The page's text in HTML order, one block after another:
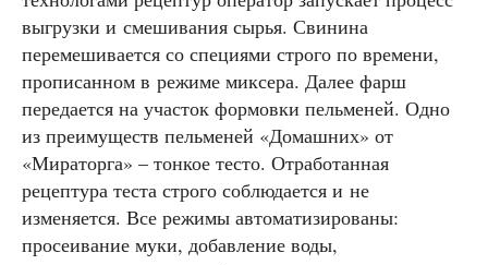
выгрузки и смешивания сырья. Свинина
перемешивается со специями строго по времени,
прописанном в режиме миксера. Далее фарш
передается на участок формовки пельменей. Одно
из преимуществ пельменей «Домашних» от
«Мираторга» – тонкое тесто. Отработанная
рецептура теста строго соблюдается и не
изменяется. Все режимы автоматизированы:
просеивание муки, добавление воды,